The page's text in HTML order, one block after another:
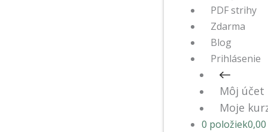
PDF strihy
Zdarma
Blog
Prihlásenie
Môj účet
Moje
0 položiek